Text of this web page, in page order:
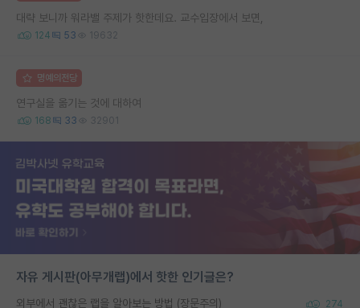
대략 보니까 워라밸 주제가 핫한데요. 교수입장에서 보면,
124 53 19632
명예의전당
연구실을 옮기는 것에 대하여
168 33 32901
자유 게시판(아무개랩)에서 핫한 인기글은?
외부에서 괜찮은 랩을 알아보는 방법 (장문주의) 274